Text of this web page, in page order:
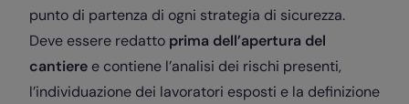
punto di partenza di ogni strategia di sicurezza.
Deve essere redatto prima dell’apertura del
cantiere e contiene l’analisi dei rischi presenti,
l’individuazione dei lavoratori esposti e la definizione